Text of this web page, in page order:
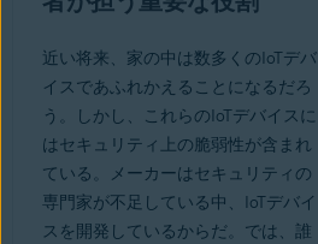
近い将来、家の中は数多くのIoTデバ
イスであふれかえることになるだろ
う。しかし、これらのIoTデバイスに
はセキュリティ上の脆弱性が含まれ
ている。メーカーはセキュリティの
専門家が不足している中、IoTデバイ
スを開発しているからだ。では、誰